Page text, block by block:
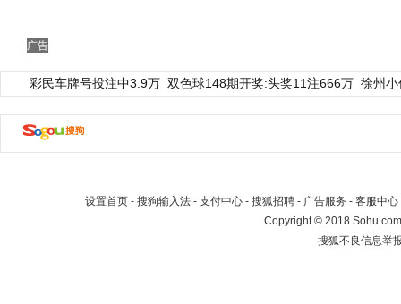
广告
彩民车牌号投注中3.9万 双色球148期开奖:头奖11注666万 徐州
设置首页 - 搜狗输入法 - 支付中心 - 搜狐招聘 - 广告服务 - 客服中心
Copyright©2018
搜狐不良信息举